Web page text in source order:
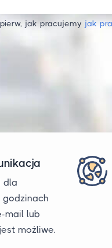
jak pracujemy jak
dla
mail lub
możliwe.